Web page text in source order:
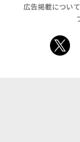
広告掲載について